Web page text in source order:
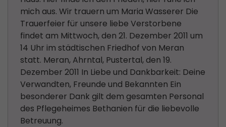
mich aus. Wir trauern um Maria Wasserer Die
Trauerfeier für unsere liebe Verstorbene
findet am Mittwoch, den 21. Dezember 2011 um
14 Uhr im städtischen Friedhof von Meran
statt. Meran, Ahrntal, Pustertal, den 19.
Dezember 2011 In Liebe und Dankbarkeit: Deine
Verwandten, Freunde und Bekannten Ein
besonderer Dank gilt dem gesamten Personal
des Pflegeheimes Bethanien für die liebevolle
Betreuung.